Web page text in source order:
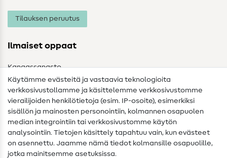
Tilauksen peruutus
Ilmaiset oppaat
Kangassanasto
Ompelusanasto
Ompeluohjeet
Apua ja yhteystiedot
Yhteystiedot
Käytämme evästeitä ja vastaavia teknologioita
verkkosivustollamme ja käsittelemme verkkosivustomme
vierailijoiden henkilötietoja (esim. IP-osoite), esimerkiksi
sisällön ja mainosten personointiin, kolmannen osapuolen
median integrointiin tai verkkosivustomme käytön
analysointiin. Tietojen käsittely tapahtuu vain, kun evästeet
on asennettu. Jaamme nämä tiedot kolmansille osapuolille,
jotka mainitsemme asetuksissa.